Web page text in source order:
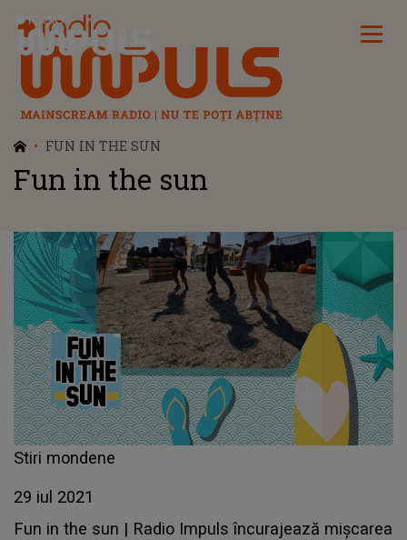
Radio Impuls
FUN IN THE SUN
Fun in the sun
Stiri mondene
29 iul 2021
Fun in the sun | Radio Impuls încurajează mișcarea